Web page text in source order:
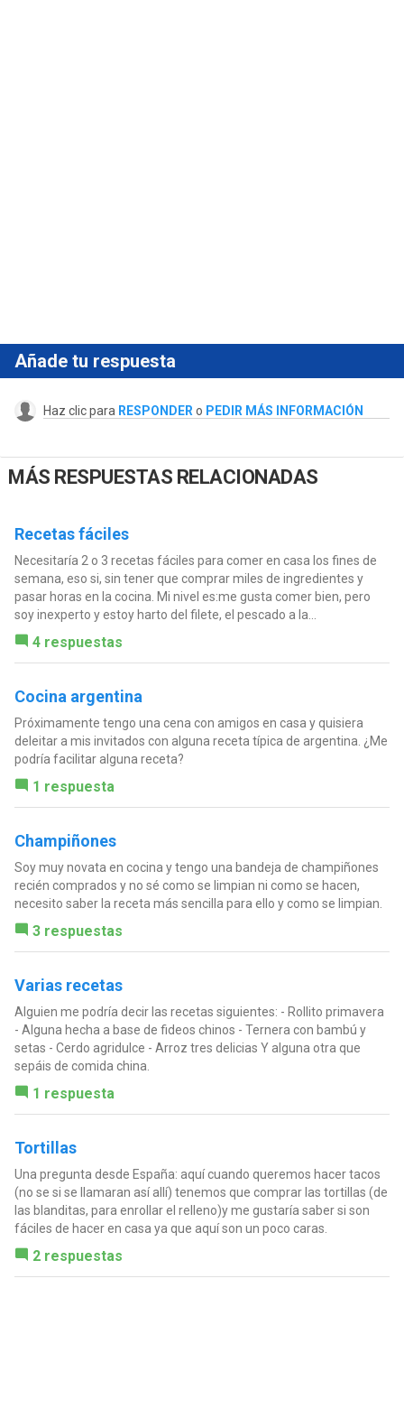
Añade tu respuesta
Haz clic para RESPONDER o PEDIR MÁS INFORMACIÓN
MÁS RESPUESTAS RELACIONADAS
Recetas fáciles
Necesitaría 2 o 3 recetas fáciles para comer en casa los fines de
semana, eso si, sin tener que comprar miles de ingredientes y
pasar horas en la cocina. Mi nivel es:me gusta comer bien, pero
soy inexperto y estoy harto del filete, el pescado a la...
4 respuestas
Cocina argentina
Próximamente tengo una cena con amigos en casa y quisiera
deleitar a mis invitados con alguna receta típica de argentina. ¿Me
podría facilitar alguna receta?
1 respuesta
Champiñones
Soy muy novata en cocina y tengo una bandeja de champiñones
recién comprados y no sé como se limpian ni como se hacen,
necesito saber la receta más sencilla para ello y como se limpian.
3 respuestas
Varias recetas
Alguien me podría decir las recetas siguientes: - Rollito primavera
- Alguna hecha a base de fideos chinos - Ternera con bambú y
setas - Cerdo agridulce - Arroz tres delicias Y alguna otra que
sepáis de comida china.
1 respuesta
Tortillas
Una pregunta desde España: aquí cuando queremos hacer tacos
(no se si se llamaran así allí) tenemos que comprar las tortillas (de
las blanditas, para enrollar el relleno)y me gustaría saber si son
fáciles de hacer en casa ya que aquí son un poco caras.
2 respuestas